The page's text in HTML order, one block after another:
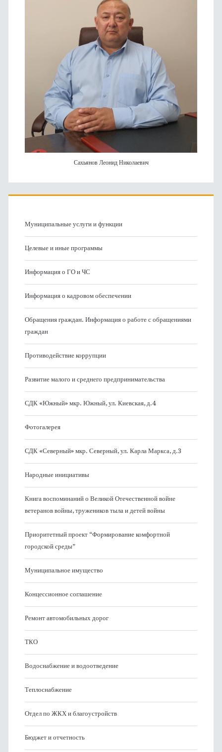
Сахьянов Леонид Николаевич
Муниципальные услуги и функции
Целевые и иные программы
Информация о ГО и ЧС
Информация о кадровом обеспечении
Обращения граждан. Информация о работе с обращениями
граждан
Противодействие коррупции
Развитие малого и среднего предпринимательства
СДК «Южный» мкр. Южный, ул. Киевская, д.4
Фотогалерея
СДК «Северный» мкр. Северный, ул. Карла Маркса, д.3
Народные инициативы
Книга воспоминаний о Великой Отечественной войне
ветеранов войны, тружеников тыла и детей войны
Приоритетный проект “Формирование комфортной
городской среды”
Муниципальное имущество
Концессионное соглашение
Ремонт автомобильных дорог
ТКО
Водоснабжение и водоотведение
Теплоснабжение
Отдел по ЖКХ и благоустройств
Бюджет и отчетность